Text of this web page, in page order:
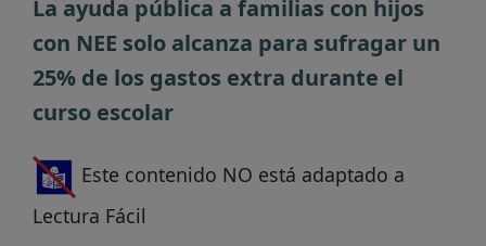
La ayuda pública a familias con hijos
con NEE solo alcanza para sufragar un
25% de los gastos extra durante el
curso escolar
Este contenido NO está adaptado a
Lectura Fácil